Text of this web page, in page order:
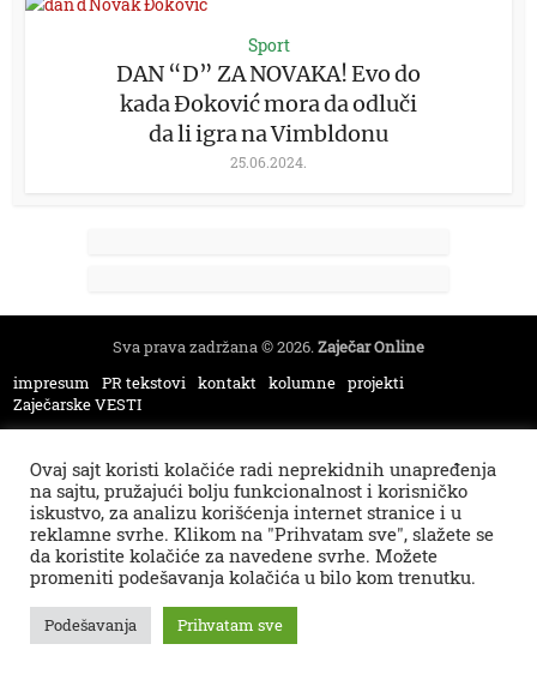
Sport
DAN “D” ZA NOVAKA! Evo do
kada Đoković mora da odluči
da li igra na Vimbldonu
25.06.2024.
Sva prava zadržana © 2026.Zaječar Online
impresum
PR tekstovi kontakt kolumne projekti
Zaječarske VESTI
Ovaj sajt koristi kolačiće radi neprekidnih unapređenja
na sajtu, pružajući bolju funkcionalnost i korisničko
iskustvo, za analizu korišćenja internet stranice i u
reklamne svrhe. Klikom na "Prihvatam sve", slažete se
da koristite kolačiće za navedene svrhe. Možete
promeniti podešavanja kolačića u bilo kom trenutku.
Podešavanja Prihvatam sve